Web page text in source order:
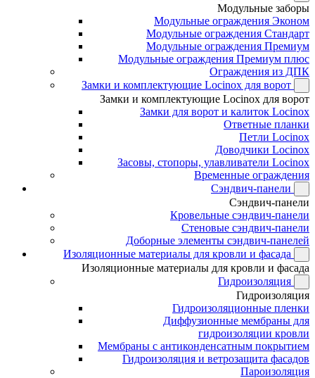
Модульные заборы
Модульные ограждения Эконом
Модульные ограждения Стандарт
Модульные ограждения Премиум
Модульные ограждения Премиум плюс
Ограждения из ДПК
Замки и комплектующие Locinox для ворот
Замки и комплектующие Locinox для ворот
Замки для ворот и калиток Locinox
Ответные планки
Петли Locinox
Доводчики Locinox
Засовы, стопоры, улавливатели Locinox
Временные ограждения
Сэндвич-панели
Сэндвич-панели
Кровельные сэндвич-панели
Стеновые сэндвич-панели
Доборные элементы сэндвич-панелей
Изоляционные материалы для кровли и фасада
Изоляционные материалы для кровли и фасада
Гидроизоляция
Гидроизоляция
Гидроизоляционные пленки
Диффузионные мембраны для
гидроизоляции кровли
Мембраны с антиконденсатным покрытием
Гидроизоляция и ветрозащита фасадов
Пароизоляция